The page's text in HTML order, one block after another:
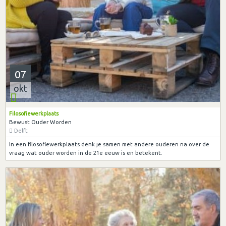
07
okt
Filosofiewerkplaats
Bewust Ouder Worden
Delft
In een filosofiewerkplaats denk je samen met andere ouderen na over de
vraag wat ouder worden in de 21e eeuw is en betekent.